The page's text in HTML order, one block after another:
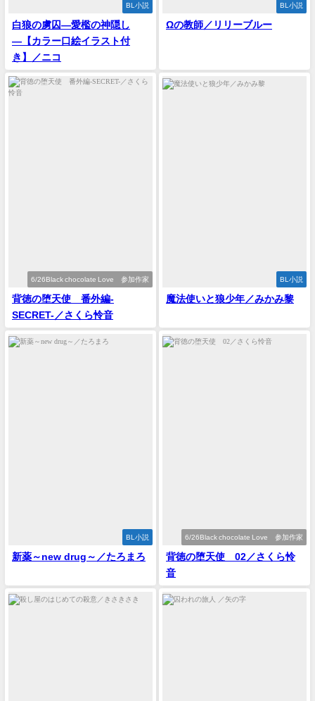
BL小説
‪白狼の虜囚―愛檻の神隠し
―【カラー口絵イラスト付
き】／ニコ
BL小説
Ωの教師／リリーブルー
6/26Black chocolate Love 参加作家
背徳の堕天使 番外編-
SECRET-／さくら怜音
BL小説
魔法使いと狼少年／みかみ黎
BL小説
新薬～new drug～／たろまろ
6/26Black chocolate Love 参加作家
背徳の堕天使 02／さくら怜
音